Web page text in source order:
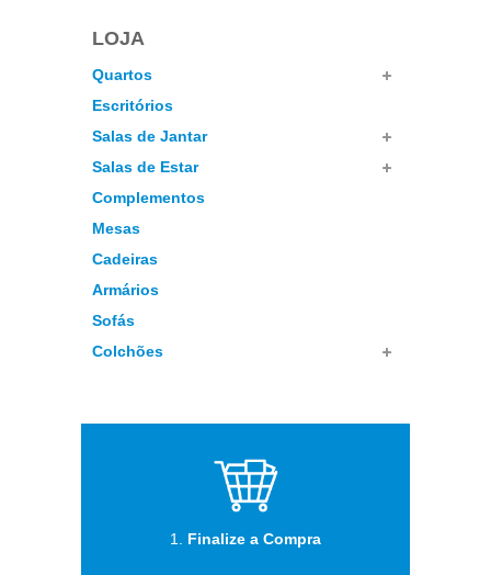
LOJA
Quartos
Escritórios
Salas de Jantar
Salas de Estar
Complementos
Mesas
Cadeiras
Armários
Sofás
Colchões
1. Finalize a Compra